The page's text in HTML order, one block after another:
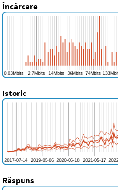
Încărcare
Istoric
Răspuns